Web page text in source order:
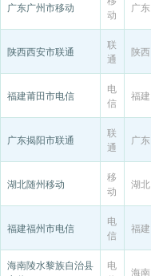
广东广州市移动
动
广东
陕西西安市联通
联
通
陕西
福建莆田市电信
电
信
福建
广东揭阳市联通
联
通
广东
湖北随州移动
移
动
湖北
福建福州市电信
电
信
福建
海南陵水黎族自治县
电
海南